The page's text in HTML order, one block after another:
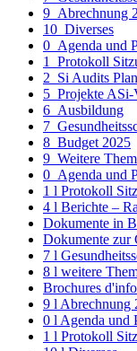
9_Abrechnung
10_Diverses
0_Agenda und
1_Protokoll
2_Si Audits
5_Projekte
6_Ausbildung
8_Budget 2025
9_Weitere
0_Agenda und
1 l Protokoll
4 l Berichte –
Dokumente in
Dokumente zur
7 l
8 l weitere
Brochures
9 l Abrechnung
0 l Agenda und
1 l Protokoll